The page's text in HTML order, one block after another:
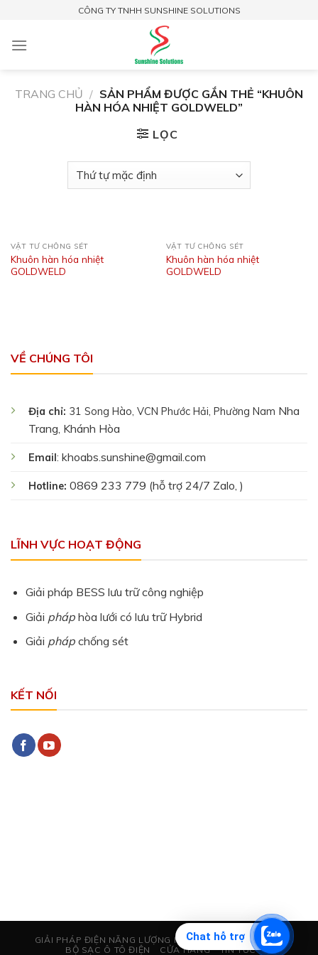
Chat hỗ trợ
content
CÔNG TY TNHH SUNSHINE SOLUTIONS
TRANG CHỦ / SẢN PHẨM ĐƯỢC GẮN THẺ “KHUÔN
HÀN HÓA NHIỆT GOLDWELD”
LỌC
VẬT TƯ CHỐNG SÉT
Khuôn hàn hóa nhiệt
GOLDWELD
VẬT TƯ CHỐNG SÉT
Khuôn hàn hóa nhiệt
GOLDWELD
VỀ CHÚNG TÔI
Địa chỉ: 31 Song Hào, VCN Phước Hải, Phường Nam Nha
Trang, Khánh Hòa
Email: khoabs.sunshine@gmail.com
Hotline: 0869 233 779 (hỗ trợ 24/7 Zalo, )
LĨNH VỰC HOẠT ĐỘNG
Giải pháp BESS lưu trữ công nghiệp
Giải pháp hòa lưới có lưu trữ Hybrid
Giải pháp chống sét
KẾT NỐI
GIẢI PHÁP ĐIỆN NĂNG LƯỢNG MẶT TRỜI
CHỐNG SÉT
BỘ SẠC Ô TÔ ĐIỆN
CỬA HÀNG TIN TỨC